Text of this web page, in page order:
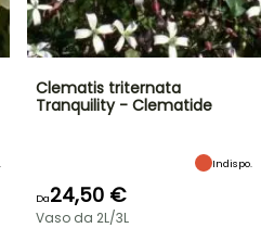
Clematis triternata
Tranquility - Clematide
Indispo.
Da24,50 €
Vaso da 2L/3L